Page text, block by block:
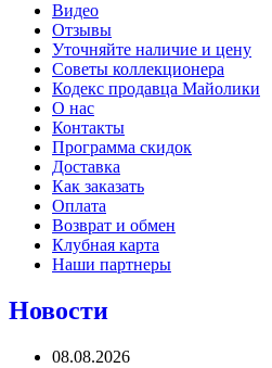
Видео
Отзывы
Уточняйте наличие и цену
Советы коллекционера
Кодекс продавца Майолики
О нас
Контакты
Программа скидок
Доставка
Как заказать
Оплата
Возврат и обмен
Клубная карта
Наши партнеры
Новости
08.08.2026